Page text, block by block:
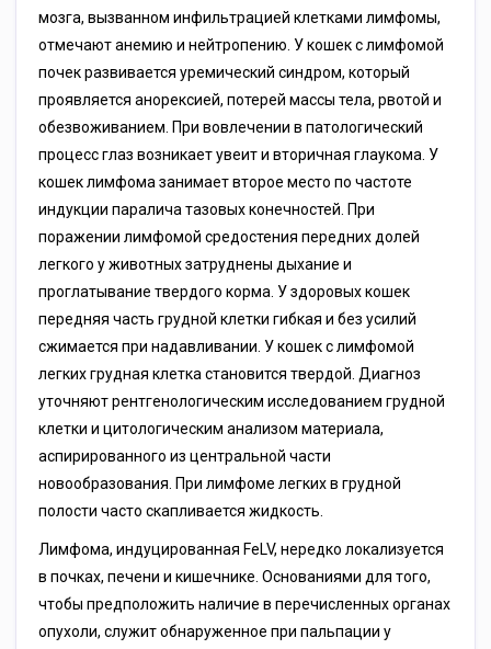
мозга, вызванном инфильтрацией клетками лимфомы,
отмечают анемию и нейтропению. У кошек с лимфомой
почек развивается уремический синдром, который
проявляется анорексией, потерей массы тела, рвотой и
обезвоживанием. При вовлечении в патологический
процесс глаз возникает увеит и вторичная глаукома. У
кошек лимфома занимает второе место по частоте
индукции паралича тазовых конечностей. При
поражении лимфомой средостения передних долей
легкого у животных затруднены дыхание и
проглатывание твердого корма. У здоровых кошек
передняя часть грудной клетки гибкая и без усилий
сжимается при надавливании. У кошек с лимфомой
легких грудная клетка становится твердой. Диагноз
уточняют рентгенологическим исследованием грудной
клетки и цитологическим анализом материала,
аспирированного из центральной части
новообразования. При лимфоме легких в грудной
полости часто скапливается жидкость.
Лимфома, индуцированная FеLV, нередко локализуется
в почках, печени и кишечнике. Основаниями для того,
чтобы предположить наличие в перечисленных органах
опухоли, служит обнаруженное при пальпации у